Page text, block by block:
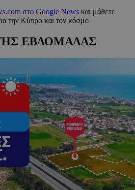
στο Google News και μάθετε
την Κύπρο και τον κόσμο
ΕΒΔΟΜΑΔΑΣ